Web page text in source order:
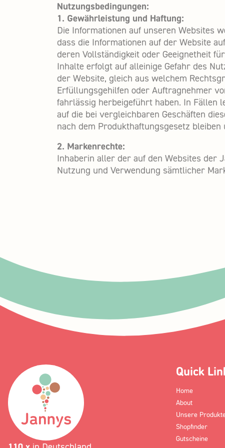
Nutzungsbedingungen:
1. Gewährleistung und Haftung:
Die Informationen auf unseren Websites
dass die Informationen auf der Website
deren Vollständigkeit oder Geeignetheit
Inhalte erfolgt auf alleinige Gefahr des
der Website, gleich aus welchem
Erfüllungsgehilfen oder Auftragnehmer
fahrlässig herbeigeführt haben. In Fällen
auf die bei vergleichbaren Geschäften
nach dem Produkthaftungsgesetz
2. Markenrechte:
Inhaberin aller der auf den Websites der
Nutzung und Verwendung sämtlicher
Quick
Home
About
Unsere Produkte
Shopfinder
Gutscheine